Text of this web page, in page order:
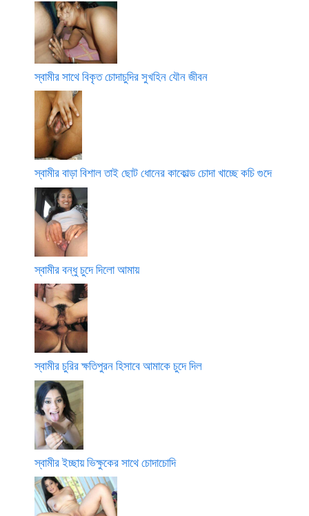
স্বামীর সাথে বিকৃত চোদাচুদির সুখহিন যৌন জীবন
স্বামীর বাড়া বিশাল তাই ছোট ধোনের কাকোল্ড চোদা খাচ্ছে কচি গুদে
স্বামীর বন্ধু চুদে দিলো আমায়
স্বামীর চুরির ক্ষতিপুরন হিসাবে আমাকে চুদে দিল
স্বামীর ইচ্ছায় ভিক্ষুকের সাথে চোদাচোদি